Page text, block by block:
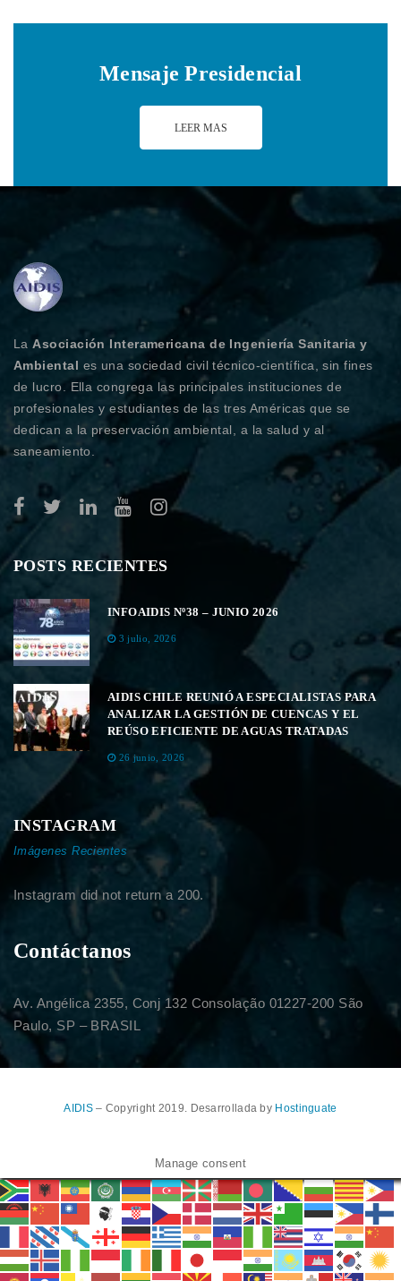
Mensaje Presidencial
LEER MAS
LaAsociación Interamericana de Ingeniería Sanitaria y
Ambiental es una sociedad civil técnico-científica, sin fines
de lucro. Ella congrega las principales instituciones de
profesionales y estudiantes de las tres Américas que se
dedican a la preservación ambiental, a la salud y al
saneamiento.
POSTS RECIENTES
INFOAIDIS Nº38 – JUNIO 2026
3 julio, 2026
AIDIS CHILE REUNIÓ A ESPECIALISTAS PARA
ANALIZAR LA GESTIÓN DE CUENCAS Y EL
REÚSO EFICIENTE DE AGUAS TRATADAS
26 junio, 2026
INSTAGRAM
Imágenes Recientes
Instagram did not return a 200.
Contáctanos
Av. Angélica 2355, Conj 132 Consolação 01227-200 São
Paulo, SP – BRASIL
AIDIS– Copyright 2019. Desarrollada by Hostinguate
Manage consent